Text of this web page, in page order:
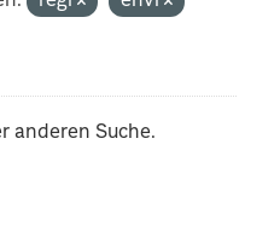
anderen Suche.